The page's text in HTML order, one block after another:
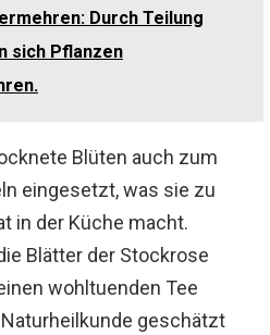
Durch Teilung
sich Pflanzen
Blüten auch zum
eingesetzt, was sie zu
in der Küche macht.
Blätter der Stockrose
wohltuenden Tee
geschätzt